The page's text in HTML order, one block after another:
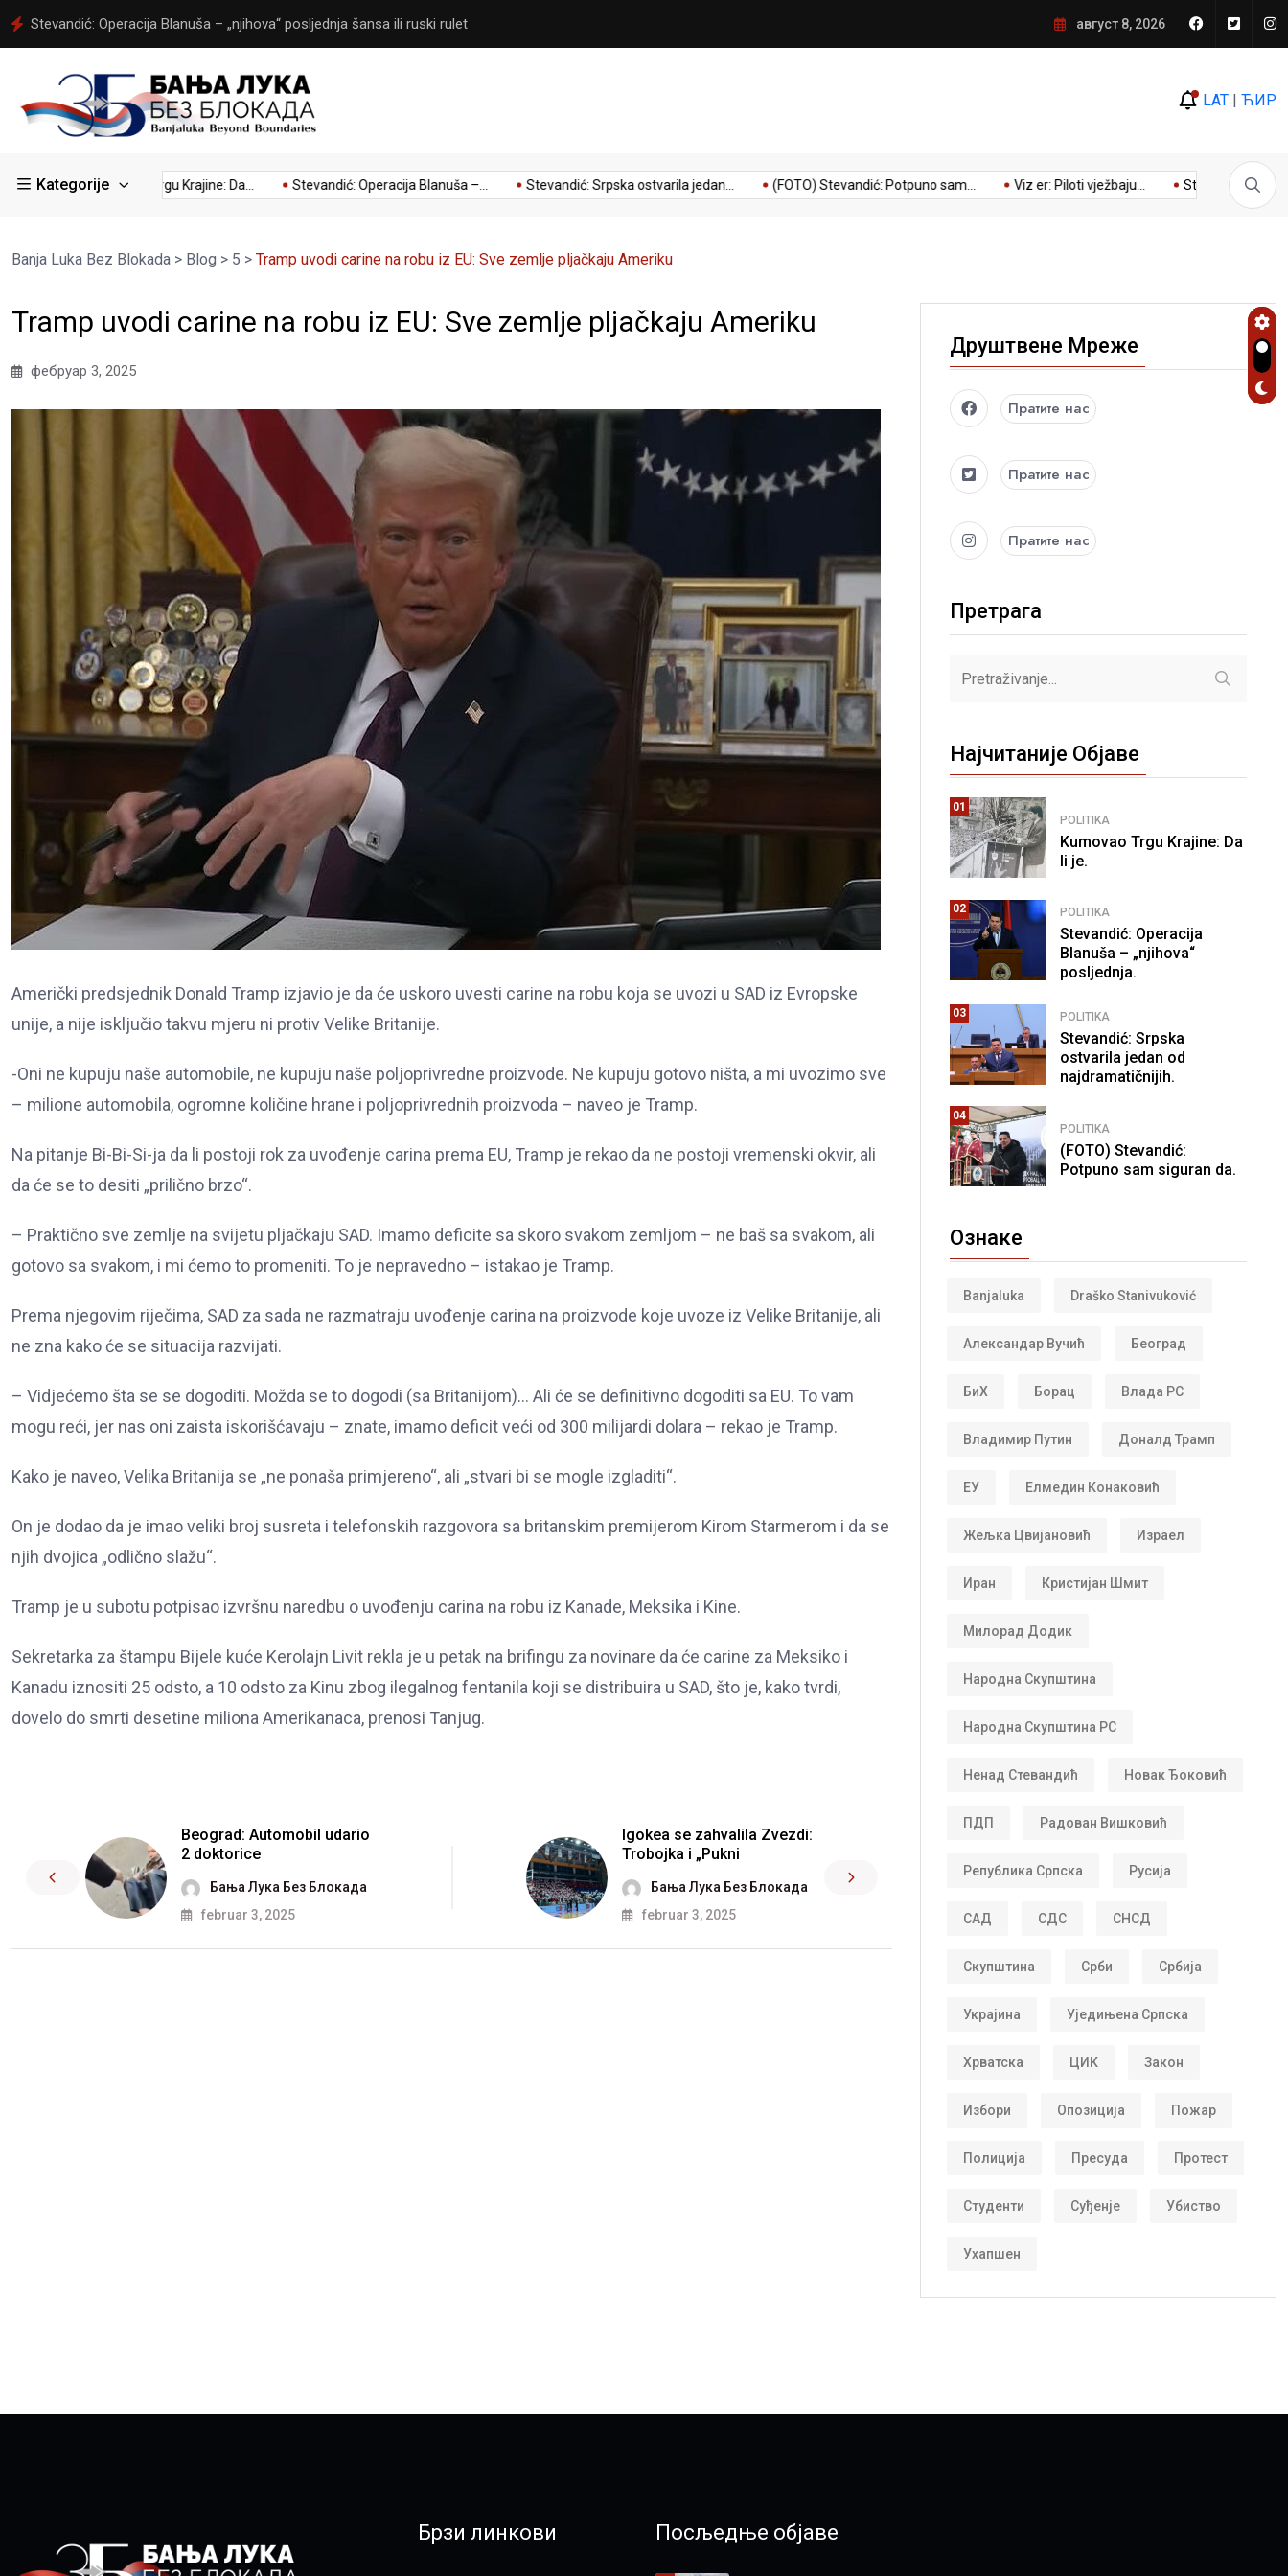
Stevandić: Operacija Blanuša – „njihova“ posljednja šansa ili ruski rulet Stevandić: Srpska ostvarila jedan od najdramatičnijih preokreta, a antivladini mediji
август 8, 2026
LAT | ЋИР
Kategorije
Kumovao Trgu Krajine: Da... Stevandić: Operacija Blanuša –... Stevandić: Srpska ostvarila jedan... (FOTO) Stevandić: Potpuno sam... Viz er: Piloti vježbaju... Stevandić sa
Banja Luka Bez Blokada > Blog > 5 > Tramp uvodi carine na robu iz EU: Sve zemlje pljačkaju Ameriku
Tramp uvodi carine na robu iz EU: Sve zemlje pljačkaju Ameriku
фебруар 3, 2025
Američki predsjednik Donald Tramp izjavio je da će uskoro uvesti carine na robu koja se uvozi u SAD iz Evropske
unije, a nije isključio takvu mjeru ni protiv Velike Britanije.
-Oni ne kupuju naše automobile, ne kupuju naše poljoprivredne proizvode. Ne kupuju gotovo ništa, a mi uvozimo sve
– milione automobila, ogromne količine hrane i poljoprivrednih proizvoda – naveo je Tramp.
Na pitanje Bi-Bi-Si-ja da li postoji rok za uvođenje carina prema EU, Tramp je rekao da ne postoji vremenski okvir, ali
da će se to desiti „prilično brzo“.
– Praktično sve zemlje na svijetu pljačkaju SAD. Imamo deficite sa skoro svakom zemljom – ne baš sa svakom, ali
gotovo sa svakom, i mi ćemo to promeniti. To je nepravedno – istakao je Tramp.
Prema njegovim riječima, SAD za sada ne razmatraju uvođenje carina na proizvode koje uvoze iz Velike Britanije, ali
ne zna kako će se situacija razvijati.
– Vidjećemo šta se se dogoditi. Možda se to dogodi (sa Britanijom)… Ali će se definitivno dogoditi sa EU. To vam
mogu reći, jer nas oni zaista iskorišćavaju – znate, imamo deficit veći od 300 milijardi dolara – rekao je Tramp.
Kako je naveo, Velika Britanija se „ne ponaša primjereno“, ali „stvari bi se mogle izgladiti“.
On je dodao da je imao veliki broj susreta i telefonskih razgovora sa britanskim premijerom Kirom Starmerom i da se
njih dvojica „odlično slažu“.
Tramp je u subotu potpisao izvršnu naredbu o uvođenju carina na robu iz Kanade, Meksika i Kine.
Sekretarka za štampu Bijele kuće Kerolajn Livit rekla je u petak na brifingu za novinare da će carine za Meksiko i
Kanadu iznositi 25 odsto, a 10 odsto za Kinu zbog ilegalnog fentanila koji se distribuira u SAD, što je, kako tvrdi,
dovelo do smrti desetine miliona Amerikanaca, prenosi Tanjug.
Beograd: Automobil udario
2 doktorice
Бања Лука Без Блокада
februar 3, 2025
Igokea se zahvalila Zvezdi:
Trobojka i „Pukni
Бања Лука Без Блокада
februar 3, 2025
Друштвене Мреже
Пратите нас
Пратите нас
Пратите нас
Претрага
Најчитаније Објаве
01
POLITIKA
Kumovao Trgu Krajine: Da
li je.
02 POLITIKA
Stevandić: Operacija
Blanuša – „njihova“
posljednja.
03 POLITIKA
Stevandić: Srpska
ostvarila jedan od
najdramatičnijih.
04
POLITIKA
(FOTO) Stevandić:
Potpuno sam siguran da.
Ознаке
Banjaluka Draško Stanivuković
Александар Вучић Београд
БиХ Борац Влада РС
Владимир Путин Доналд Трамп
ЕУ Елмедин Конаковић
Жељка Цвијановић Израел
Иран Кристијан Шмит
Милорад Додик
Народна Скупштина
Народна Скупштина РС
Ненад Стевандић Новак Ђоковић
ПДП Радован Вишковић
Република Српска Русија
САД СДС СНСД
Скупштина Срби Србија
Украјина Уједињена Српска
Хрватска ЦИК Закон
Избори Опозиција Пожар
Полиција Пресуда Протест
Студенти Суђенје Убиство
Ухапшен
Брзи линкови Посљедње објаве